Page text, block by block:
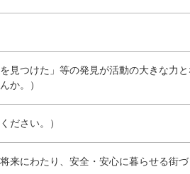
見つけた」等の発見が活動の大きな力
か。）
ださい。）
にわたり、安全・安心に暮らせる街